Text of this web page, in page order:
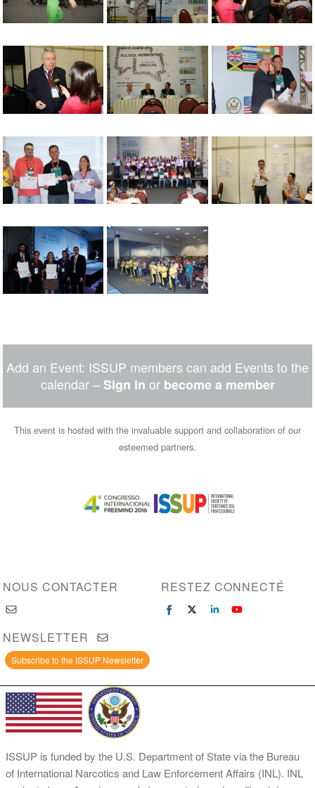
Add an Event: ISSUP members can add Events to the
calendar – Sign in or become a member
This event is hosted with the invaluable support and collaboration of our
esteemed partners.
Image
NOUS CONTACTER RESTEZ CONNECTÉ
NEWSLETTER
Subscribe to the ISSUP Newsletter
ISSUP is funded by the U.S. Department of State via the Bureau
of International Narcotics and Law Enforcement Affairs (INL). INL